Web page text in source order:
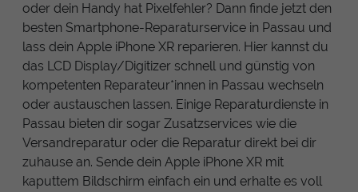
oder dein Handy hat Pixelfehler? Dann finde jetzt den
besten Smartphone-Reparaturservice in Passau und
lass dein Apple iPhone XR reparieren. Hier kannst du
das LCD Display/Digitizer schnell und günstig von
kompetenten Reparateur*innen in Passau wechseln
oder austauschen lassen. Einige Reparaturdienste in
Passau bieten dir sogar Zusatzservices wie die
Versandreparatur oder die Reparatur direkt bei dir
zuhause an. Sende dein Apple iPhone XR mit
kaputtem Bildschirm einfach ein und erhalte es voll